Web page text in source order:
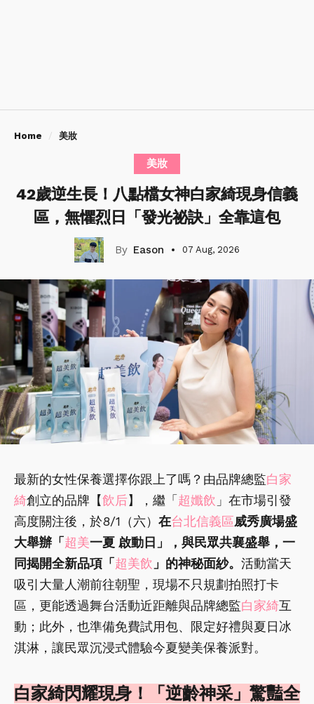
Home 美妝
美妝
42歲逆生長！八點檔女神白家綺現身信義
區，無懼烈日「發光祕訣」全靠這包
Eason 07 Aug, 2026
最新的女性保養選擇你跟上了嗎？由品牌總監白家
綺創立的品牌【飲后】，繼「 超孅飲 」在市場引發
高度關注後，於8/1（六） 在台北信義區威秀廣場盛
大舉辦「 超美一夏 啟動日」，與民眾共襄盛舉，一
同揭開全新品項「 超美飲 」的神秘面紗。 活動當天
吸引大量人潮前往朝聖，現場不只規劃拍照打卡
區，更能透過舞台活動近距離與品牌總監白家綺互
動；此外，也準備免費試用包、限定好禮與夏日冰
淇淋，讓民眾沉浸式體驗今夏變美保養派對。
白家綺閃耀現身！「逆齡神采」驚豔全